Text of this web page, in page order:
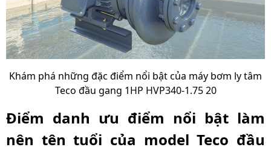
Khám phá những đặc điểm nổi bật của máy bơm ly tâm
Teco đầu gang 1HP HVP340-1.75 20
Điểm danh ưu điểm nổi bật làm
nên tên tuổi của model Teco đầu